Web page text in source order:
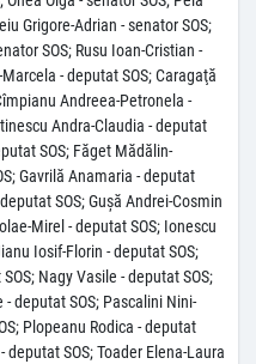
Grigore-Adrian - senator SOS;
SOS; Rusu Ioan-Cristian -
- deputat SOS; Caragaţă
Andreea-Petronela -
Andra-Claudia - deputat
SOS; Făget Mădălin-
Gavrilă Anamaria - deputat
SOS; Guşă Andrei-Cosmin
Mirel - deputat SOS; Ionescu
Iosif-Florin - deputat SOS;
Nagy Vasile - deputat SOS;
- deputat SOS; Pascalini Nini-
Plopeanu Rodica - deputat
deputat SOS; Toader Elena-Laura